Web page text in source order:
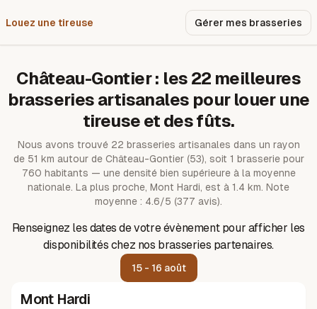
Louez une tireuse Gérer mes brasseries
Château-Gontier: les 22 meilleures
brasseries artisanales pour louer une
tireuse et des fûts.
Nous avons trouvé 22 brasseries artisanales dans un rayon
de 51 km autour de Château-Gontier(53), soit 1 brasserie pour
760 habitants — une densité bien supérieure à la moyenne
nationale. La plus proche, Mont Hardi, est à 1.4 km. Note
moyenne : 4.6/5 (377 avis).
Renseignez les dates de votre évènement pour afficher les
disponibilités chez nos brasseries partenaires.
15 - 16 août
Mont Hardi